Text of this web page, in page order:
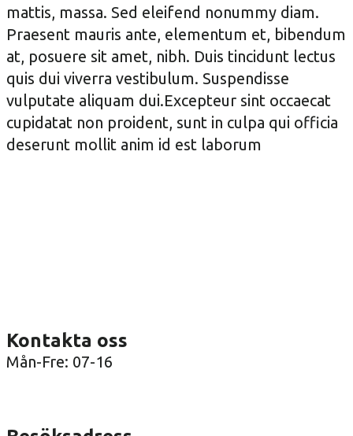
mattis, massa. Sed eleifend nonummy diam.
Praesent mauris ante, elementum et, bibendum
at, posuere sit amet, nibh. Duis tincidunt lectus
quis dui viverra vestibulum. Suspendisse
vulputate aliquam dui.Excepteur sint occaecat
cupidatat non proident, sunt in culpa qui officia
deserunt mollit anim id est laborum
Kontakta oss
Mån-Fre: 07-16